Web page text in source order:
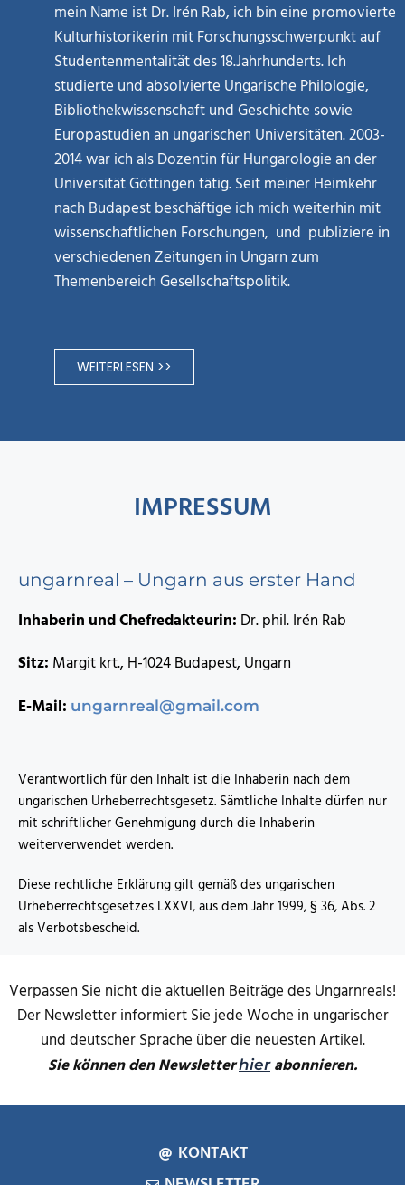
mein Name ist Dr. Irén Rab, ich bin eine promovierte
Kulturhistorikerin mit Forschungsschwerpunkt auf
Studentenmentalität des 18.Jahrhunderts. Ich
studierte und absolvierte Ungarische Philologie,
Bibliothekwissenschaft und Geschichte sowie
Europastudien an ungarischen Universitäten. 2003-
2014 war ich als Dozentin für Hungarologie an der
Universität Göttingen tätig. Seit meiner Heimkehr
nach Budapest beschäftige ich mich weiterhin mit
wissenschaftlichen Forschungen, und publiziere in
verschiedenen Zeitungen in Ungarn zum
Themenbereich Gesellschaftspolitik.
WEITERLESEN >>
IMPRESSUM
ungarnreal – Ungarn aus erster Hand
Inhaberin und Chefredakteurin: Dr. phil. Irén Rab
Sitz: Margit krt., H-1024 Budapest, Ungarn
E-Mail: ungarnreal@gmail.com
Verantwortlich für den Inhalt ist die Inhaberin nach dem
ungarischen Urheberrechtsgesetz. Sämtliche Inhalte dürfen nur
mit schriftlicher Genehmigung durch die Inhaberin
weiterverwendet werden.
Diese rechtliche Erklärung gilt gemäß des ungarischen
Urheberrechtsgesetzes LXXVI, aus dem Jahr 1999, § 36, Abs. 2
als Verbotsbescheid.
Verpassen Sie nicht die aktuellen Beiträge des Ungarnreals!
Der Newsletter informiert Sie jede Woche in ungarischer
und deutscher Sprache über die neuesten Artikel.
Sie können den Newsletterhierabonnieren.
KONTAKT